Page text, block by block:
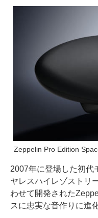
Zeppelin Pro Edition
2007年に登場した初代
ヤレスハイレゾストリ
わせて開発された
スに忠実な音作りに進